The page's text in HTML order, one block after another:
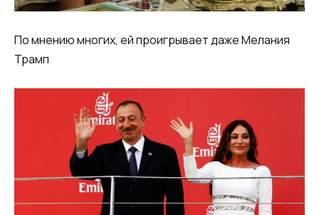
По мнению многих, ей проигрывает даже Мелания
Трамп